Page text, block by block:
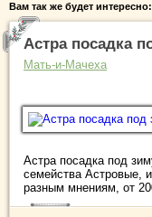
Вам так же будет интересно:
Астра посадка
Мать-и-Мачеха
Астра посадка под
семейства Астровые,
разным мнениям, от